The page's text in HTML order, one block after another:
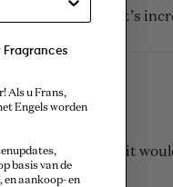
disappoint. It’s
I was worried it
Als u Frans,
Engels worden
basis van de
en aankoop- en